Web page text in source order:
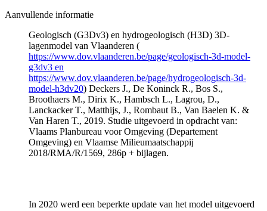
Aanvullende informatie
Geologisch (G3Dv3) en hydrogeologisch (H3D) 3D-
lagenmodel van Vlaanderen (
https://www.dov.vlaanderen.be/page/geologisch-3d-model-
g3dv3 en
https://www.dov.vlaanderen.be/page/hydrogeologisch-3d-
model-h3dv20) Deckers J., De Koninck R., Bos S.,
Broothaers M., Dirix K., Hambsch L., Lagrou, D.,
Lanckacker T., Matthijs, J., Rombaut B., Van Baelen K. &
Van Haren T., 2019. Studie uitgevoerd in opdracht van:
Vlaams Planbureau voor Omgeving (Departement
Omgeving) en Vlaamse Milieumaatschappij
2018/RMA/R/1569, 286p + bijlagen.
In 2020 werd een beperkte update van het model uitgevoerd